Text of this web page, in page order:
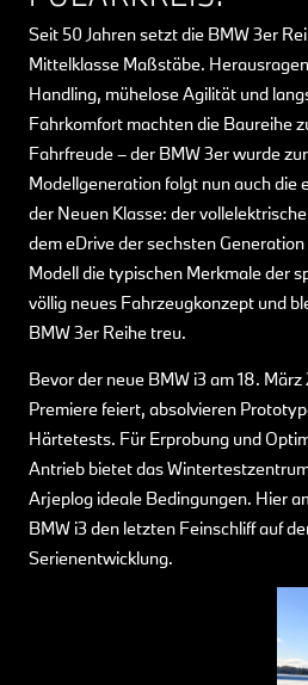
Seit 50 Jahren setzt die BMW 3er
Mittelklasse Maßstäbe.
Handling, mühelose Agilität und
Fahrkomfort machten die Baureihe
Fahrfreude – der BMW 3er wurde
Modellgeneration folgt nun auch die
der Neuen Klasse: der
dem eDrive der sechsten
Modell die typischen Merkmale der
völlig neues Fahrzeugkonzept und
BMW 3er Reihe treu.
Bevor der neue BMW i3 am 18.
Premiere feiert, absolvieren
Härtetests. Für Erprobung und
Antrieb bietet das
Arjeplog ideale Bedingungen. Hier
BMW i3 den letzten Feinschliff auf
Serienentwicklung.